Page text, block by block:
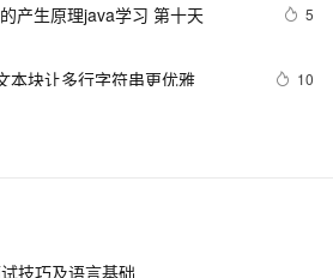
产生原理java学习 第十天 5
10
过滤器与拦截器的区别
节总结
关键字
技巧及语言基础